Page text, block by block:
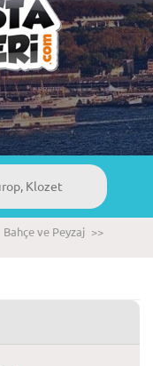
Bahçe ve Peyzaj >>